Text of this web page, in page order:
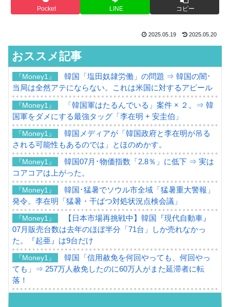
Pocket LINE コピー
2025.05.19 2025.05.20
おススメ記事
『Money1』
韓国「塩田奴隷労働」の問題 ⇒ 韓国の闇･
当局は全然アテにならない。これは米国に対するアピール
『Money1』
「韓国軍はたるんでいる」案件 × ２。⇒ 韓
国軍をダメにする最強タッグ「李在明 + 安圭伯」
『Money1』
韓国メディアが「韓国政府と李在明が吊る
される可能性もあるのでは」とほのめかす。
『Money1』
韓国07月･物価指数「2.8％」に低下 ⇒ 実は
コアコアは上がった。
『Money1』
韓国･猛暑でソウル市全域「猛暑重大警報」
発令。李在明「猛暑・干ばつ対処状況点検会議」
『Money1』
【日本市場再挑戦中】韓国『現代自動車』
07月販売台数は去年のほぼ半分「71台」しか売れなかっ
た。『起亜』は9台だけ
『Money1』
韓国「信用赦免を何回やっても、何回やっ
ても」⇒ 257万人赦免したのに60万人がまた延滞者に転
落！